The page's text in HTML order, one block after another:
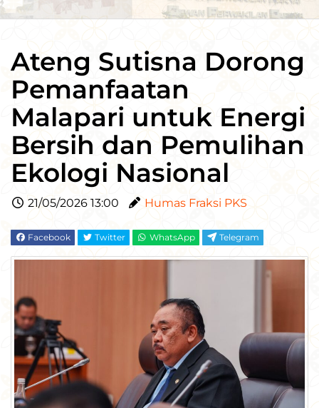
Ateng Sutisna Dorong
Pemanfaatan
Malapari untuk Energi
Bersih dan Pemulihan
Ekologi Nasional
21/05/2026 13:00 Humas Fraksi PKS
Facebook Twitter WhatsApp Telegram